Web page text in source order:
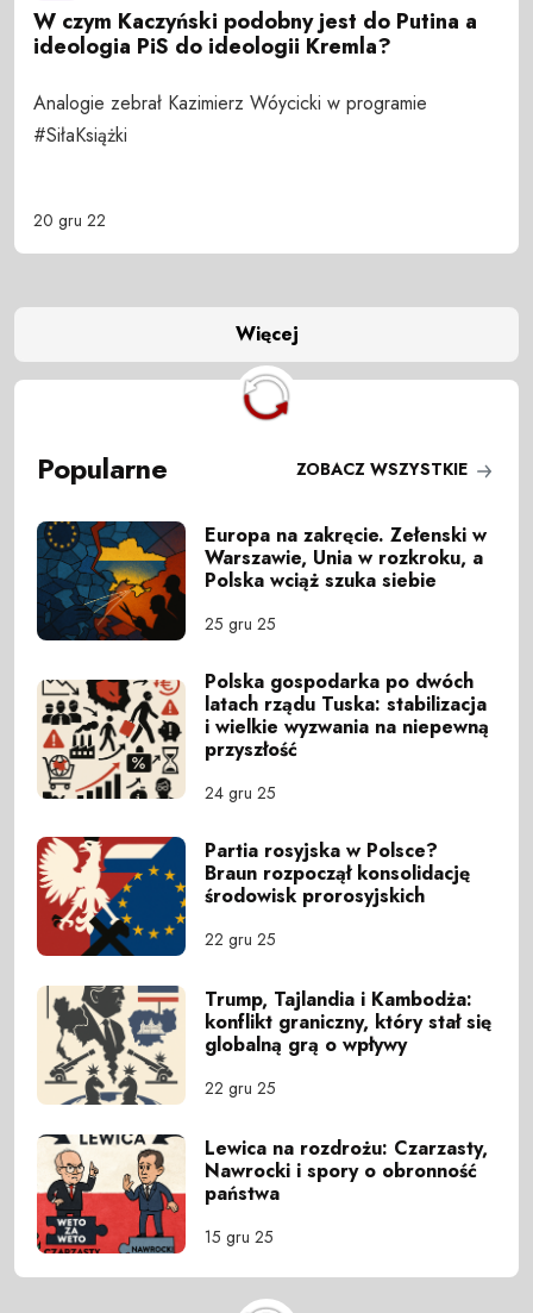
W czym Kaczyński podobny jest do Putina a
ideologia PiS do ideologii Kremla?
Analogie zebrał Kazimierz Wóycicki w programie
#SiłaKsiążki
20 gru 22
Więcej
Popularne ZOBACZ WSZYSTKIE
Europa na zakręcie. Zełenski w
Warszawie, Unia w rozkroku, a
Polska wciąż szuka siebie
25 gru 25
Polska gospodarka po dwóch
latach rządu Tuska: stabilizacja
i wielkie wyzwania na niepewną
przyszłość
24 gru 25
Partia rosyjska w Polsce?
Braun rozpoczął konsolidację
środowisk prorosyjskich
22 gru 25
Trump, Tajlandia i Kambodża:
konflikt graniczny, który stał się
globalną grą o wpływy
22 gru 25
Lewica na rozdrożu: Czarzasty,
Nawrocki i spory o obronność
państwa
15 gru 25